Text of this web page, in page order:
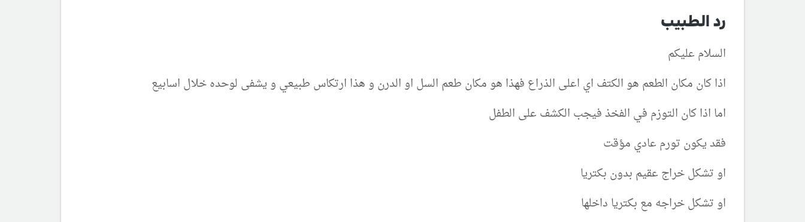
رد الطبيب
السلام عليكم
اذا كان مكان الطعم هو الكتف اي اعلى الذراع فهذا هو مكان طعم السل او الدرن و هذا ارتكاس طبيعي و يشفى لوحده خلال اسابيع
اما اذا كان التوزم في الفخذ فيجب الكشف على الطفل
فقد يكون تورم عادي مؤقت
او تشكل خراج عقيم بدون بكتريا
او تشكل خراجه مع بكتريا داخلها